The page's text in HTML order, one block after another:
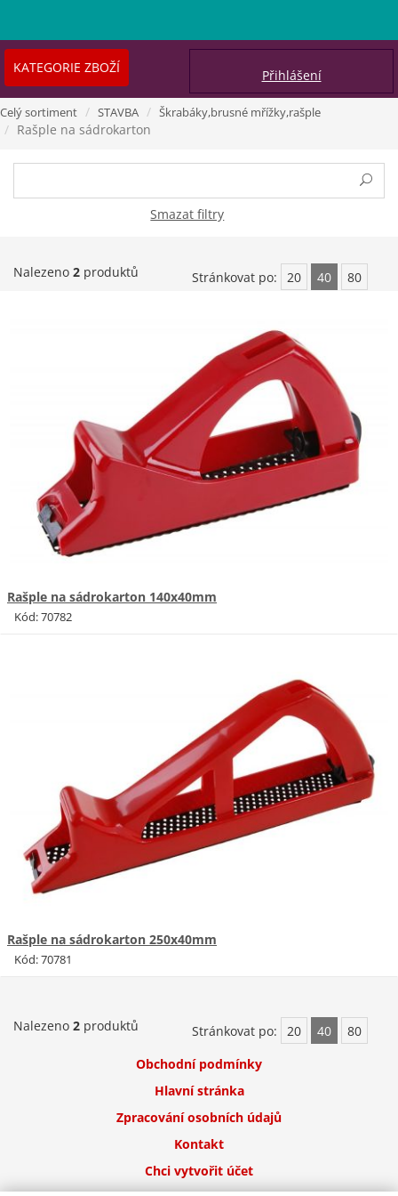
Přihlášení
KATEGORIE ZBOŽÍ
Celý sortiment STAVBA Škrabáky,brusné mřížky,rašple
Rašple na sádrokarton
Smazat filtry
Nalezeno 2 produktů Stránkovat po: 20 40 80
Rašple na sádrokarton 140x40mm
Kód: 70782
Rašple na sádrokarton 250x40mm
Kód: 70781
Nalezeno 2 produktů Stránkovat po: 20 40
80
Obchodní podmínky
Hlavní stránka
Zpracování osobních údajů
Kontakt
Chci vytvořit účet